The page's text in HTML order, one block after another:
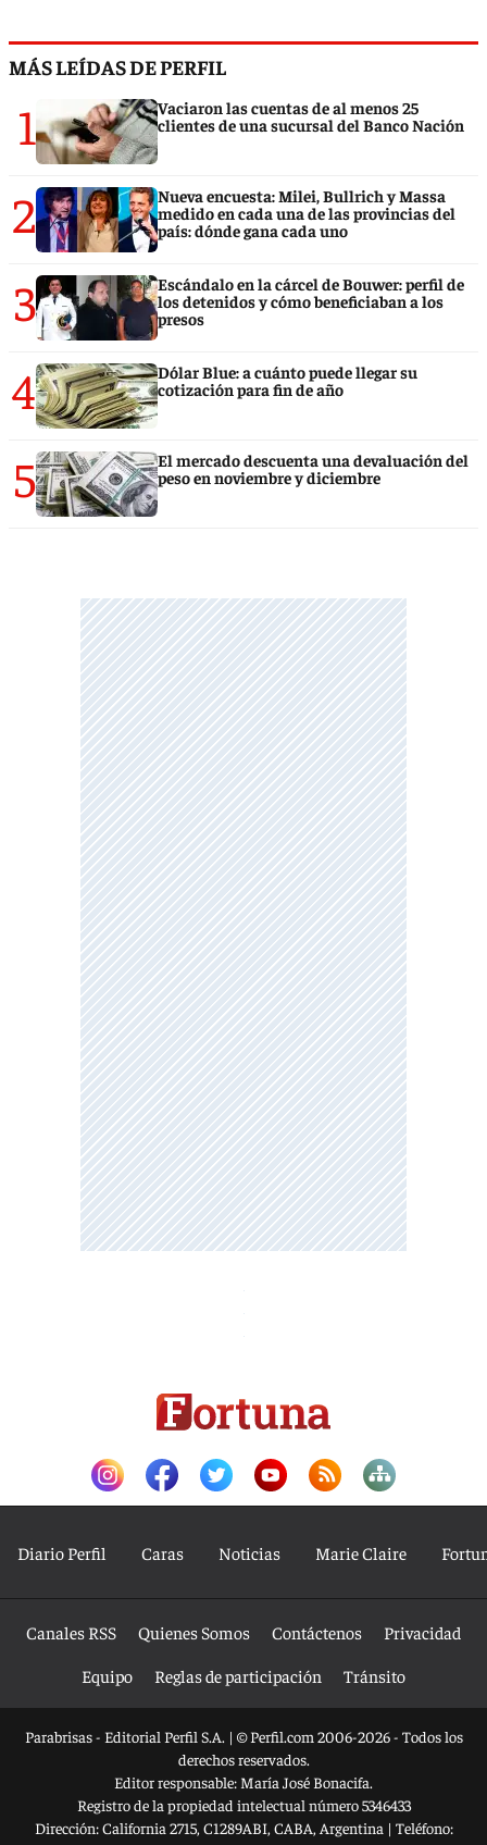
MÁS LEÍDAS DE PERFIL
1
Vaciaron las cuentas de al menos 25
clientes de una sucursal del Banco Nación
2
Nueva encuesta: Milei, Bullrich y Massa
medido en cada una de las provincias del
país: dónde gana cada uno
3
Escándalo en la cárcel de Bouwer: perfil de
los detenidos y cómo beneficiaban a los
presos
4
Dólar Blue: a cuánto puede llegar su
cotización para fin de año
5
El mercado descuenta una devaluación del
peso en noviembre y diciembre
Diario Perfil Caras Noticias Marie Claire
Canales RSS Quienes Somos Contáctenos
Privacidad
Equipo
Reglas de participación Tránsito
Parabrisas - Editorial Perfil S.A. | © Perfil.com 2006-2026 - Todos los
derechos reservados.
Editor responsable: María José Bonacifa.
Registro de la propiedad intelectual número 5346433
Dirección:California 2715, C1289ABI, CABA, Argentina | Teléfono: